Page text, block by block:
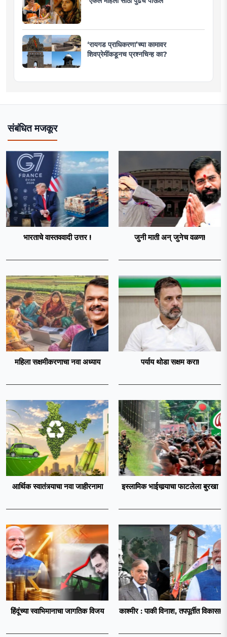
‘रायगड प्राधिकरणा’च्या कामावर
शिवप्रेमींकडूनच प्रश्नचिन्ह का?
संबंधित मजकूर
भारताचे वास्तववादी उत्तर ! जुनी माती अन् जुनेच वळण!
महिला सक्षमीकरणाचा नवा अध्याय पर्याय थोडा सक्षम करा!
आर्थिक स्वातंत्र्याचा नवा जाहीरनामा इस्लामिक भाईचार्‍याचा फाटलेला बुरखा
हिंदूंच्या स्वाभिमानाचा जागतिक विजय काश्मीर : पाकी विनाश, तपपूर्तीत विकास!